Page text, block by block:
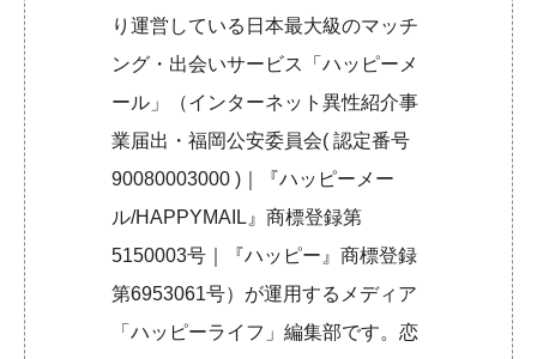
り運営している日本最大級のマッチ
ング・出会いサービス「ハッピーメ
ール」（インターネット異性紹介事
業届出・福岡公安委員会( 認定番号
90080003000 )｜『ハッピーメー
ル/HAPPYMAIL』商標登録第
5150003号｜『ハッピー』商標登録
第6953061号）が運用するメディア
「ハッピーライフ」編集部です。恋